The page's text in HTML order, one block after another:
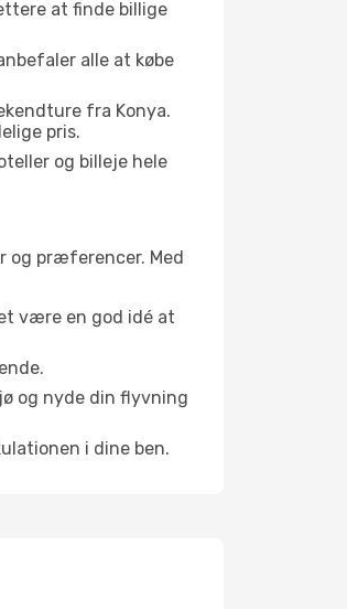
at finde billige
alle at købe
fra Konya.
pris.
og billeje hele
og præferencer. Med
være en god idé at
og nyde din flyvning
i dine ben.